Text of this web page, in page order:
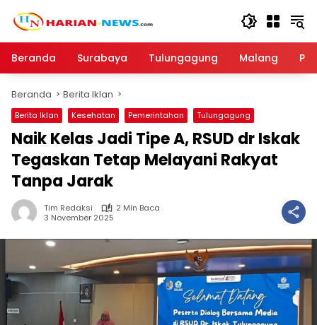
Beranda
Surabaya Tulungagung Malang
Beranda Berita Iklan
Berita Iklan Kesehatan Pemerintahan Tulungagung
Naik Kelas Jadi Tipe A, RSUD dr Iskak
Tegaskan Tetap Melayani Rakyat
Tanpa Jarak
Tim Redaksi
2 Min Baca
3 November 2025